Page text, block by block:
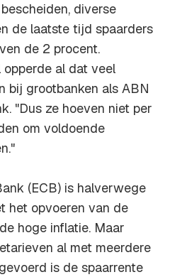
diverse
de laatste tijd spaarders
de 2 procent.
opperde al dat veel
bij grootbanken als ABN
"Dus ze hoeven niet per
om voldoende
(ECB) is halverwege
het opvoeren van de
hoge inflatie. Maar
al met meerdere
is de spaarrente